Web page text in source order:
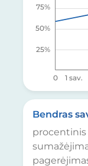
75%
50%
25%
0 1 sav.
Bendras